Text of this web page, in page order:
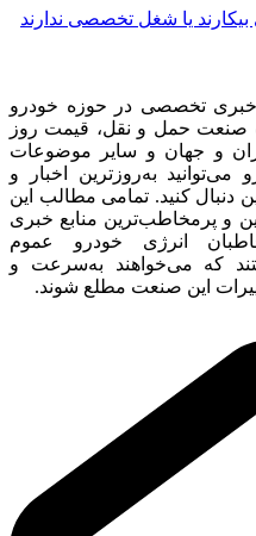
تخصصی در حوزه خودرو
صنعت حمل و نقل، قیمت روز
و جهان و سایر موضوعات
به‌روزترین اخبار و
دنبال کنید. تمامی مطالب این
و پرمخاطب‌ترین منابع خبری
انرژی خودرو عموم
که می‌خواهند به‌سرعت و
این صنعت مطلع شوند.